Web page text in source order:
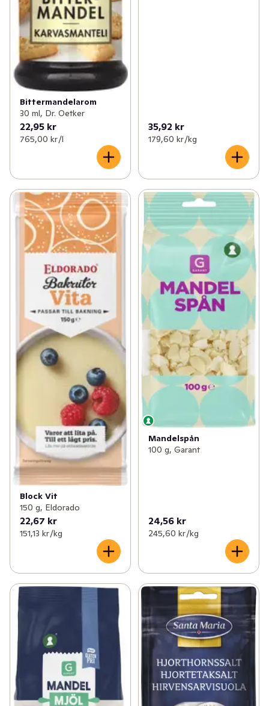
Bittermandelarom
30 ml, Dr. Oetker
22,95 kr
765,00 kr /l
35,92 kr
179,60 kr /kg
Block Vit
150 g, Eldorado
22,67 kr
151,13 kr /kg
Mandelspån
100 g, Garant
24,56 kr
245,60 kr /kg